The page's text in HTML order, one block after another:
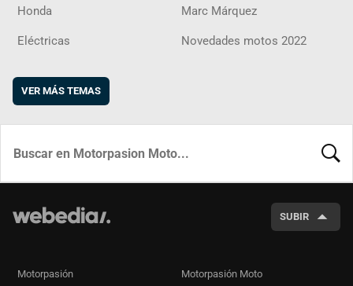
Honda Marc Márquez
Eléctricas Novedades motos 2022
VER MÁS TEMAS
SUBIR
Motorpasión Motorpasión Moto